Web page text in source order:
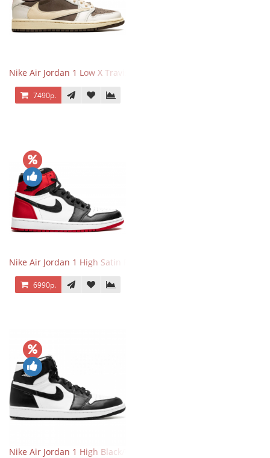
Nike Air Jordan 1 Low X Travis Scott Reverse Mocha
7490р.
Nike Air Jordan 1 High Satin Black Toe
6990р.
Nike Air Jordan 1 High Black/White